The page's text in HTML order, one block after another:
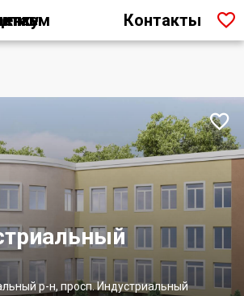
оценку Контакты 
р-н, просп. Индустриальный
